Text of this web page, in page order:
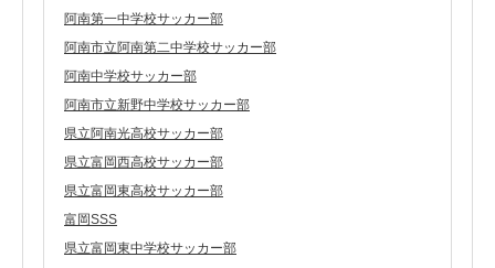
阿南第一中学校サッカー部
阿南市立阿南第二中学校サッカー部
阿南中学校サッカー部
阿南市立新野中学校サッカー部
県立阿南光高校サッカー部
県立富岡西高校サッカー部
県立富岡東高校サッカー部
富岡SSS
県立富岡東中学校サッカー部